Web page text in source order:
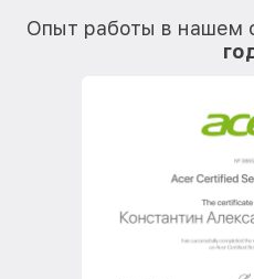
Опыт работы в нашем